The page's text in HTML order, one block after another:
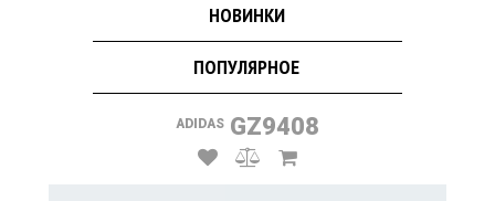
НОВИНКИ
ПОПУЛЯРНОЕ
ADIDAS GZ9408